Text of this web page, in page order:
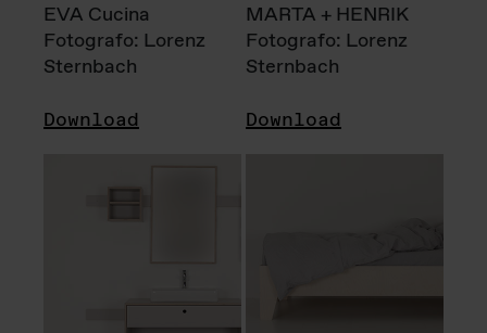
EVA Cucina
Fotografo: Lorenz
Sternbach
Download
MARTA + HENRIK
Fotografo: Lorenz
Sternbach
Download